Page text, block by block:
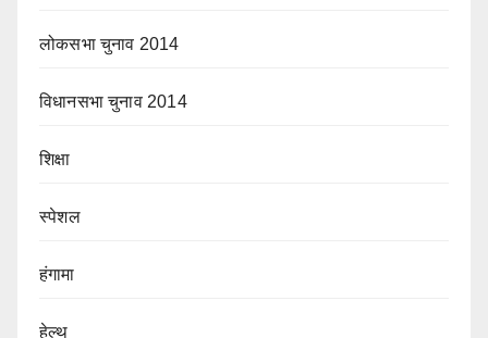
लोकसभा चुनाव 2014
विधानसभा चुनाव 2014
शिक्षा
स्पेशल
हंगामा
हेल्थ